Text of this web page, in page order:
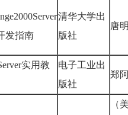
发指南
清华大学出
版社
唐
实用教
电子工业出
版社
郑
（